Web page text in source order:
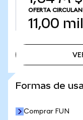
OFERTA
11,00
Formas de
Comprar FUN